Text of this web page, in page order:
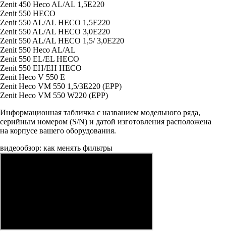
Zenit 450 Heco AL/AL 1,5E220
Zenit 550 HECO
Zenit 550 AL/AL HECO 1,5E220
Zenit 550 AL/AL HECO 3,0E220
Zenit 550 AL/AL HECO 1,5/ 3,0E220
Zenit 550 Heco AL/AL
Zenit 550 EL/EL HECO
Zenit 550 EH/EH HECO
Zenit Heco V 550 E
Zenit Heco VM 550 1,5/3E220 (EPP)
Zenit Heco VM 550 W220 (EPP)
Информационная табличка с названием модельного ряда,
серийным номером (S/N) и датой изготовления расположена
на корпусе вашего оборудования.
видеообзор: как менять фильтры